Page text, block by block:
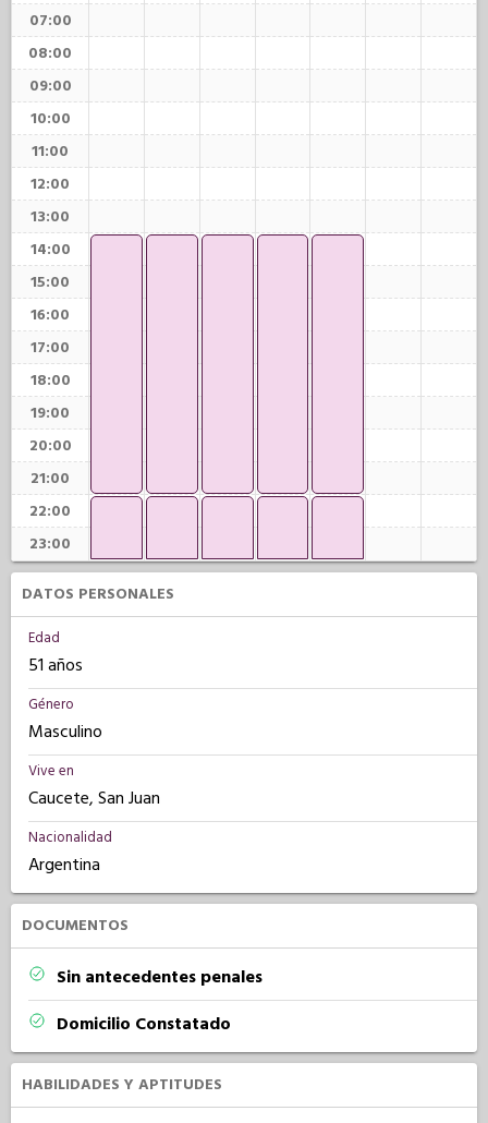
07:00
08:00
09:00
10:00
11:00
12:00
13:00
14:00
15:00
16:00
17:00
18:00
19:00
20:00
21:00
22:00
23:00
DATOS PERSONALES
Edad
51 años
Género
Masculino
Vive en
Caucete, San Juan
Nacionalidad
Argentina
DOCUMENTOS
Sin antecedentes penales
Domicilio Constatado
HABILIDADES Y APTITUDES